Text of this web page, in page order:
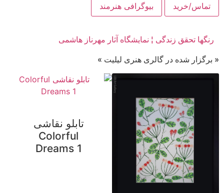
تماس/خرید بیوگرافی هنرمند
رنگها تحقق زندگی ¦ نمایشگاه آثار مهرناز هاشمی
« برگزار شده در گالری هنری لیلیت »
تابلو نقاشی
Colorful
Dreams 1